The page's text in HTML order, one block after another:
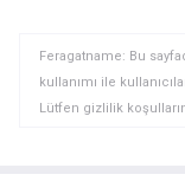
Feragatname: Bu
kullanımı ile
Lütfen gizlilik